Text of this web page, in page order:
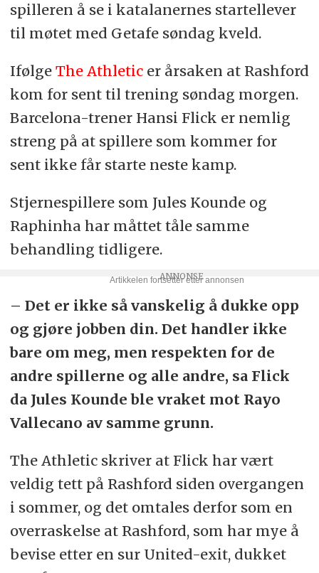
spilleren å se i katalanernes startellever
til møtet med Getafe søndag kveld.
Ifølge The Athleticer årsaken at Rashford
kom for sent til trening søndag morgen.
Barcelona-trener Hansi Flick er nemlig
streng på at spillere som kommer for
sent ikke får starte neste kamp.
Stjernespillere som Jules Kounde og
Raphinha har måttet tåle samme
behandling tidligere.
– Det er ikke så vanskelig å dukke opp
og gjøre jobben din. Det handler ikke
bare om meg, men respekten for de
andre spillerne og alle andre, sa Flick
da Jules Kounde ble vraket mot Rayo
Vallecano av samme grunn.
The Athletic skriver at Flick har vært
veldig tett på Rashford siden overgangen
i sommer, og det omtales derfor som en
overraskelse at Rashford, som har mye å
bevise etter en sur United-exit, dukket